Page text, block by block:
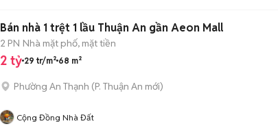
Bán nhà 1 trệt 1 lầu Thuận An gần Aeon Mall
2 PN Nhà mặt phố, mặt tiền
2 tỷ 29 tr/m² 68 m²
Phường An Thạnh (P. Thuận An mới)
Cộng Đồng Nhà Đất